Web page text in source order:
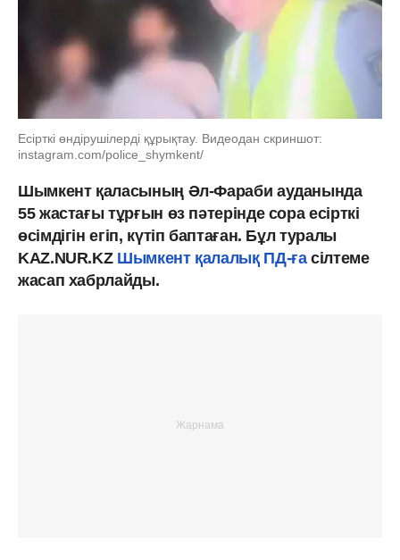
Есірткі өндірушілерді құрықтау. Видеодан скриншот:
instagram.com/police_shymkent/
Шымкент қаласының Әл-Фараби ауданында
55 жастағы тұрғын өз пәтерінде сора есірткі
өсімдігін егіп, күтіп баптаған. Бұл туралы
KAZ.NUR.KZ Шымкент қалалық ПД-ғасілтеме
жасап хабрлайды.